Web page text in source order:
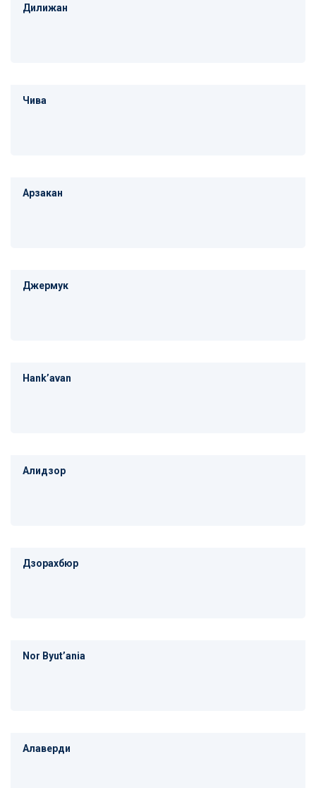
Дилижан
Чива
Арзакан
Джермук
Hankʼavan
Алидзор
Дзорахбюр
Nor Byutʼania
Алаверди